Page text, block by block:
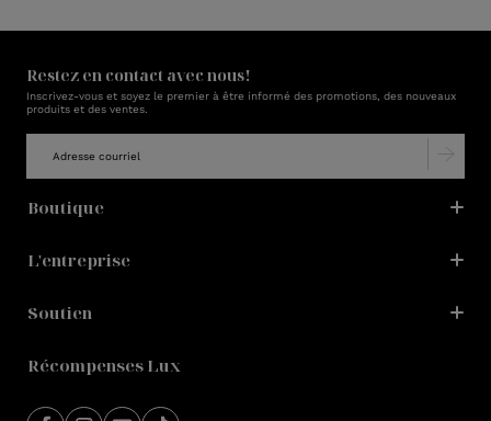
Restez en contact avec nous!
Inscrivez-vous et soyez le premier à être informé des promotions, des nouveaux
produits et des ventes.
Boutique
L'entreprise
Soutien
Récompenses Lux